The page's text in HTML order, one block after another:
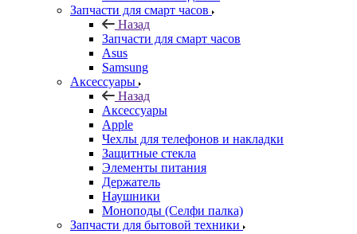
Запчасти для смарт часов
Asus
Samsung
Аксессуары
Назад
Аксессуары
Apple
Чехлы для телефонов и накладки
Защитные стекла
Элементы питания
Держатель
Наушники
Моноподы (Селфи палка)
Запчасти для бытовой техники
Назад
Запчасти для бытовой техники